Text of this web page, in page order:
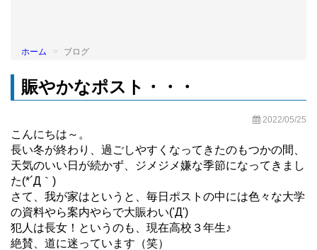
ホーム ブログ
賑やかなポスト・・・
2022/05/25
こんにちは～。
長い冬が終わり、過ごしやすくなってきたのもつかの間、
天気のいい日が続かず、ジメジメ嫌な季節になってきまし
た(*´Д｀)
さて、我が家はというと、毎日ポストの中には色々な大学
の資料やら案内やらで大賑わい('Д')
犯人は長女！というのも、現在高校３年生♪
絶賛、道に迷っています（笑）